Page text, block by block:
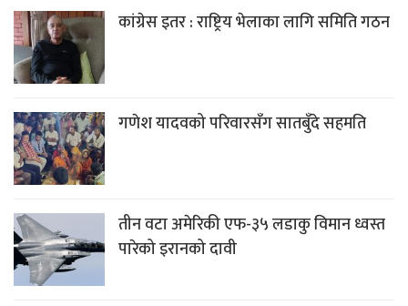
कांग्रेस इतर : राष्ट्रिय भेलाका लागि समिति गठन
गणेश यादवको परिवारसँग सातबुँदे सहमति
तीन वटा अमेरिकी एफ-३५ लडाकु विमान ध्वस्त
पारेको इरानको दावी